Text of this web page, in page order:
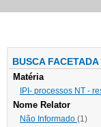
BUSCA FACETADA
Matéria
IPI- processos NT -
Nome Relator
Não Informado (1)